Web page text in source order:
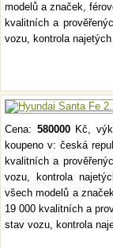
modelů a značek,
kvalitních a
vozu, kontrola
Cena: 580000Kč,
koupeno v: česká
kvalitních a
vozu, kontrola
všech modelů a
19 000 kvalitních a
stav vozu, kontrola